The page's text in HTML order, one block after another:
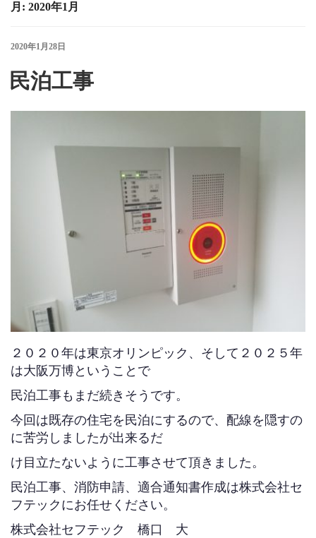
月: 2020年1月
投
日:
2020年1月28日
民泊工事
２０２０年は東京オリンピック、そして２０２５年
は大阪万博ということで
民泊工事もまだ続きそうです。
今回は既存の住宅を民泊にするので、配線を隠すの
に苦労しましたが出来るだ
け目立たないように工事させて頂きました。
民泊工事、消防申請、適合通知書作成は株式会社セ
フテックにお任せください。
株式会社セフテック 橋口 大